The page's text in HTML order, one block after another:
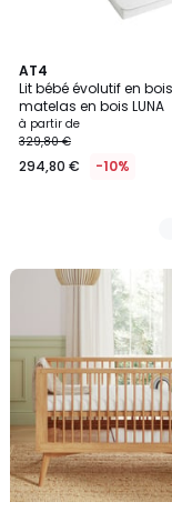
AT4
Lit bébé évolutif en
matelas en bois LUNA
à partir de
329,80 €
294,80 € -10%
3
Couleurs